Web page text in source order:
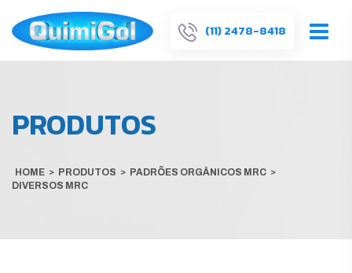
(11) 2478-8418
PRODUTOS
HOME > PRODUTOS > PADRÕES ORGÂNICOS MRC >
DIVERSOS MRC